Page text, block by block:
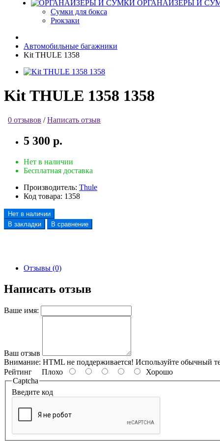
ОРГАНАЙЗЕРЫ И
Сумки для бокса
Рюкзаки
Автомобильные багажники
Kit THULE 1358
Kit THULE 1358 1358
0 отзывов /Написать отзыв
5 300 р.
Нет в наличии
Бесплатная доставка
Производитель: Thule
Код товара: 1358
Нет в наличии
В закладки
В сравнение
Отзывы (0)
Написать отзыв
Ваше имя:
Ваш отзыв
Внимание: HTML не поддерживается! Используйте обычный
Рейтинг Плохо
Хорошо
Captcha
Введите код